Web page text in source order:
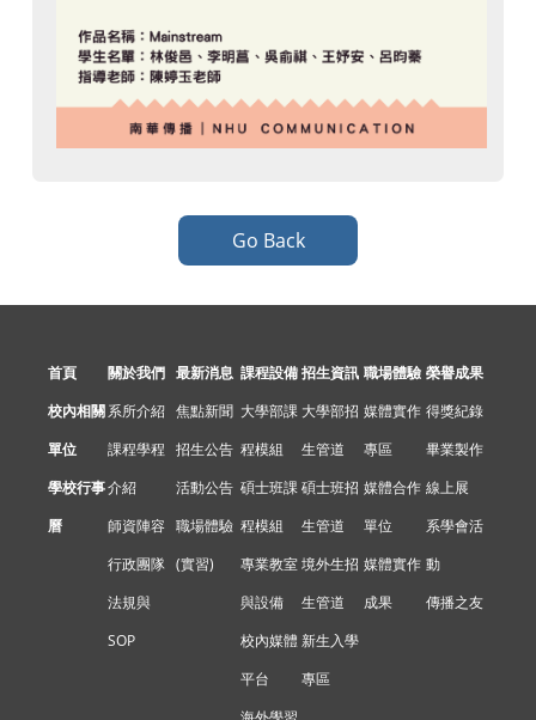
Go Back
首頁
校內相關
單位
學校行事
曆
關於我們
系所介紹
課程學程
介紹
師資陣容
行政團隊
法規與
SOP
最新消息
焦點新聞
招生公告
活動公告
職場體驗
(實習)
課程設備
大學部課
程模組
碩士班課
程模組
專業教室
與設備
校內媒體
平台
招生資訊
大學部招
生管道
碩士班招
生管道
境外生招
生管道
新生入學
專區
職場體驗
媒體實作
專區
媒體合作
單位
媒體實作
成果
榮譽成果
得獎紀錄
畢業製作
線上展
系學會活
動
傳播之友